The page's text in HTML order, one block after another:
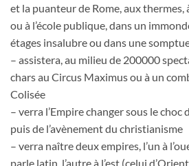
et la puanteur de Rome, aux thermes,
ou à l’école publique, dans un
étages insalubre ou dans une
– assistera, au milieu de 200000
chars au Circus Maximus ou à un
Colisée
– verra l’Empire changer sous le choc
puis de l’avènement du christianisme
– verra naître deux empires, l’un à
parle latin, l’autre à l’est (celui